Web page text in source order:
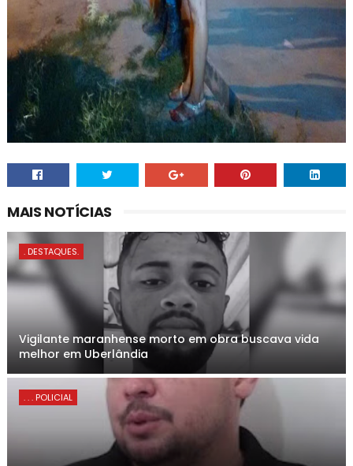
MAIS NOTÍCIAS
. DESTAQUES.
Vigilante maranhense morto em obra buscava vida
melhor em Uberlândia
. . . POLICIAL